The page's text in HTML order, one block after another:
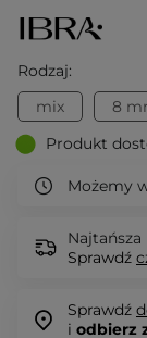
Rodzaj:
mix
8
Produkt
Możemy
Najtańsza
Sprawdź
Sprawdź
i odbierz